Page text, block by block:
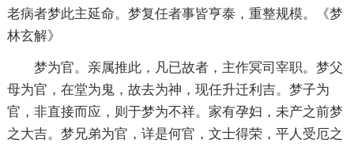
老病者梦此主延命。梦复任者事皆亨泰，重整规模。《梦
林玄解》
梦为官。亲属推此，凡已故者，主作冥司宰职。梦父
母为官，在堂为鬼，故去为神，现任升迁利吉。梦子为
官，非直接而应，则于梦为不祥。家有孕妇，未产之前梦
之大吉。梦兄弟为官，详是何官，文士得荣，平人受厄之